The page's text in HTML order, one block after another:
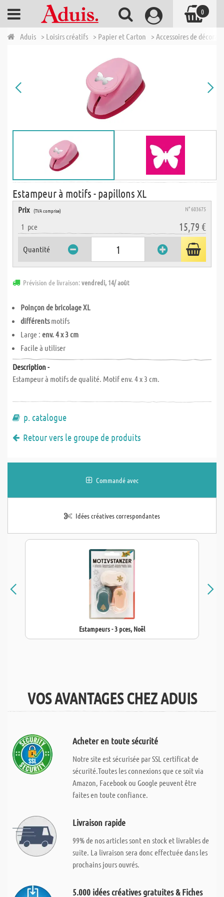
Aduis > Loisirs créatifs > Papier et Carton > Accessoires de
Estampeur à motifs - papillons XL
Prix (TVA comprise) N° 603675
1 pce 15,79 €
Quantité
Prévision de livraison:vendredi, 14/ août
Poinçon de bricolage XL
différentsmotifs
Large : env. 4 x 3 cm
Facile à utiliser
Description -
Estampeur à motifs de qualité. Motif env. 4 x 3 cm.
p. catalogue
Retour vers le groupe de produits
Commandé avec
Idées créatives correspondantes
Estampeurs - 3 pces, Noël
VOS AVANTAGES CHEZ ADUIS
Acheter en toute sécurité
Notre site est sécurisée par SSL certificat de
sécurité.Toutes les connexions que ce soit via
Amazon, Facebook ou Google peuvent être
faites en toute confiance.
Livraison rapide
99% de nos articles sont en stock et livrables de
suite. La livraison sera donc effectuée dans les
prochains jours ouvrés.
5.000 idées créatives gratuites & Fiches
0